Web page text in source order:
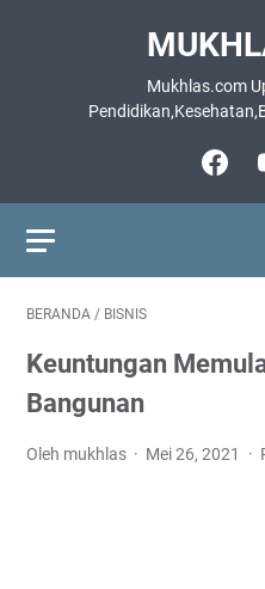
Mukhlas.com
BERANDA / BISNIS
Keuntungan
Bangunan
Oleh mukhlas Mei 26, 2021